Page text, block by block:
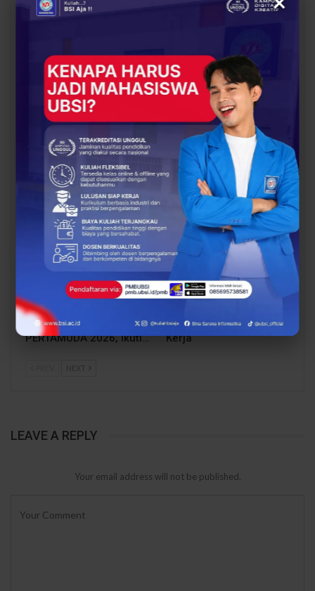
BERITA
Siap Kuliah Berkualitas?
UBSI Cengkareng Gelar
Open Booth Spesial
dengan Beasiswa…
Lulusan Berdaya Saing
Dimulai dari
Kompetensi, UBSI
Kampus Cikampek
Bekali Mahasiswa…
Mahasiswa UBSI Punya
Ide Bisnis? Saatnya
Unjuk Gigi di
PERTAMUDA 2026, Ikuti…
BERITA
Proses Belajar di UBSI
Mahasiswa Lebih Siap
Kerja
LEAVE A REPLY
Your email address will not be published.